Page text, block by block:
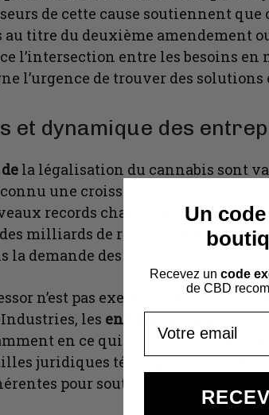
de cette cause soutiennent
au titre du deuxième amendement
l’intersection entre les besoins en
l’urgence de trouver des
et dynamique des
la légalisation du cannabis sont
une croissance sans précédent
records chaque année. Dans
milliards de recettes générées
la demande des consommateurs et
n’est pas exempt d’obstacles
les entreprises sont
en ce qui concerne les
juridiques témoignent de la
pour soutenir des pratiques
Un
Recevez un code
de CBD